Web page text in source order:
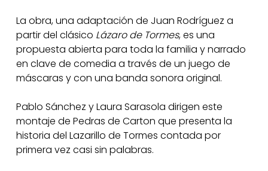
La obra, una adaptación de Juan Rodríguez a
partir del clásico Lázaro de Tormes, es una
propuesta abierta para toda la familia y narrado
en clave de comedia a través de un juego de
máscaras y con una banda sonora original.
Pablo Sánchez y Laura Sarasola dirigen este
montaje de Pedras de Carton que presenta la
historia del Lazarillo de Tormes contada por
primera vez casi sin palabras.